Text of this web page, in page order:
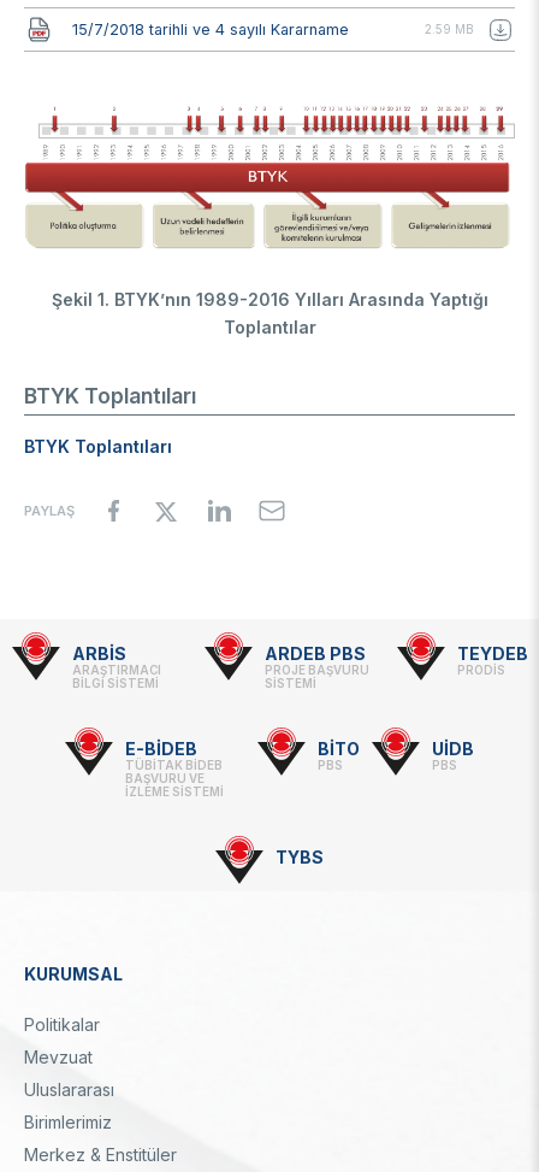
Belge
15/7/2018 tarihli ve 4 sayılı Kararname 2.59 MB
Şekil 1. BTYK’nın 1989-2016 Yılları Arasında Yaptığı
Toplantılar
BTYK Toplantıları
BTYK Toplantıları
PAYLAŞ
Footer
Linkler
ARBİS
ARAŞTIRMACI
BİLGİ SİSTEMİ
ARDEB PBS
PROJE BAŞVURU
SİSTEMİ
TEYDEB
PRODİS
E-BİDEB
TÜBİTAK BİDEB
BAŞVURU VE
İZLEME SİSTEMİ
BİTO
PBS
UİDB
PBS
TYBS
Dipnot
KURUMSAL
Politikalar
Mevzuat
Uluslararası
Birimlerimiz
Merkez & Enstitüler